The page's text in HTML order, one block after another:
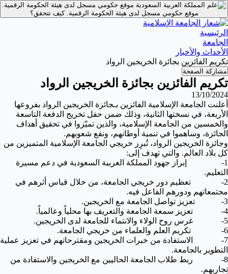
موقع حكومي مسجل لدى هيئة الحكومة الرقمية.
موقع حكومي مسجل لدى هيئة الحكومة الرقمية.كيف تتحقق؟
الرئيسية
الجامعة
الأحداث والأخبار
تكريم الفائزين بجائزة الخريجين الرواد
مشاركة الصفحة
تكريم الفائزين بجائزة الخريجين الرواد
13/10/2024
أعلنت الجامعة الإسلامية الفائزين بـجائزة الخريجين الرواد بفروعها
الأربعة، في نسختها الثانية، وذلك ضمن حفل تخريج الدفعة التاسعة
والخمسين من ‎الجامعة الإسلامية، والذين تميّزوا في تحقيق أهداف
الجائزة، وساهموا في تنمية أوطانهم، ونفع شعوبهم.
وجائزة الخريجين الرواد، تُبرِز خريجي ‎الجامعة الإسلامية المتميزين من
كل بلاد العالم. والتي تهدف إلى:
1- إبراز جهود المملكة العربية السعودية في دعم مسيرة
التعليم.
2- تعظيم دور خريجي الجامعة، من خلال قياس أثرهم في
مجتمعاتهم ودورهم الفاعل فيه.
3- تعزيز تواصل الجامعة مع الخريجين.
4- تعزيز سمعة الجامعة والتعريف بها محلياً وعالمياً.
5- غرس روح الولاء والانتماء للجامعة لدى الخريجين.
6- تكريم العلم والعلماء من خريجي الجامعة.
7- الاستفادة من خبرات الخريجين ومقترحاتهم في تعزيز عملية
التطوير بالجامعة.
8- ربط طلاب الجامعة الحاليين مع الخريجين والاستفادة من
تجاربهم.